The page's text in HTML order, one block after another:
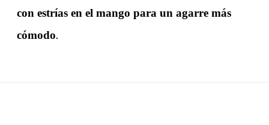
con estrías en el mango para un agarre más
cómodo.